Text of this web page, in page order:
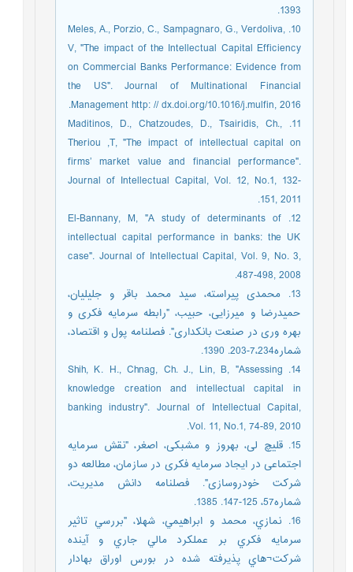
1393.
10. Meles, A., Porzio, C., Sampagnaro, G., Verdoliva,
V, "The impact of the Intellectual Capital Efficiency
on Commercial Banks Performance: Evidence from
the US". Journal of Multinational Financial
Management http: // dx.doi.org/10.1016/j.mulfin, 2016.
11. Maditinos, D., Chatzoudes, D., Tsairidis, Ch.,
Theriou ,T, "The impact of intellectual capital on
firms’ market value and financial performance".
Journal of Intellectual Capital, Vol. 12, No.1, 132-
151, 2011.
12. El-Bannany, M, "A study of determinants of
intellectual capital performance in banks: the UK
case". Journal of Intellectual Capital, Vol. 9, No. 3,
487-498, 2008.
13. محمدی پیراسته، سید محمد باقر و جلیلیان،
حمیدرضا و میرزایی، حبیب، "رابطه سرمایه فکری و
بهره وری در صنعت بانکداری". فصلنامه پول و اقتصاد،
شماره7،234-203. 1390.
14. Shih, K. H., Chnag, Ch. J., Lin, B, "Assessing
knowledge creation and intellectual capital in
banking industry". Journal of Intellectual Capital,
Vol. 11, No.1, 74-89, 2010.
15. قلیچ لی، بهروز و مشبکی، اصغر، "نقش سرمایه
اجتماعی در ایجاد سرمایه فکری در سازمان، مطالعه دو
شرکت خودروسازی". فصلنامه دانش مدیریت،
شماره57، 125-147. 1385.
16. نمازي، محمد و ابراهيمي، شهلا، "بررسي تاثير
سرمايه فكري بر عملكرد مالي جاري و آينده
شركت¬هاي پذيرفته شده در بورس اوراق بهادار